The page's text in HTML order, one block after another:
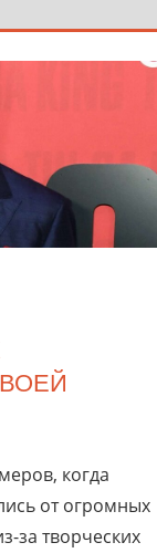
когда
от огромных
за творческих